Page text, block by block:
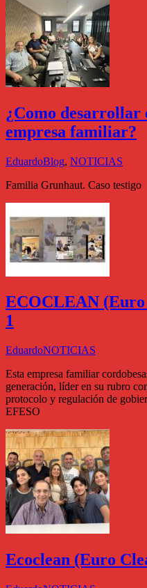
¿Como desarrollar
empresa familiar?
EduardoBlog, NOTICIAS
Familia Grunhaut. Caso testigo
ECOCLEAN (Euro
1
EduardoNOTICIAS
Esta empresa familiar
generación, líder en su rubro
protocolo y regulación de
EFESO
Ecoclean (Euro